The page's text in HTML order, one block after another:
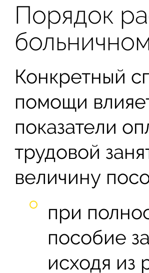
Порядок
Конкретный
помощи
показатели
трудовой
величину
при
пособие
исходя из